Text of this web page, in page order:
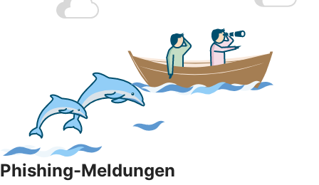
Phishing-Meldungen